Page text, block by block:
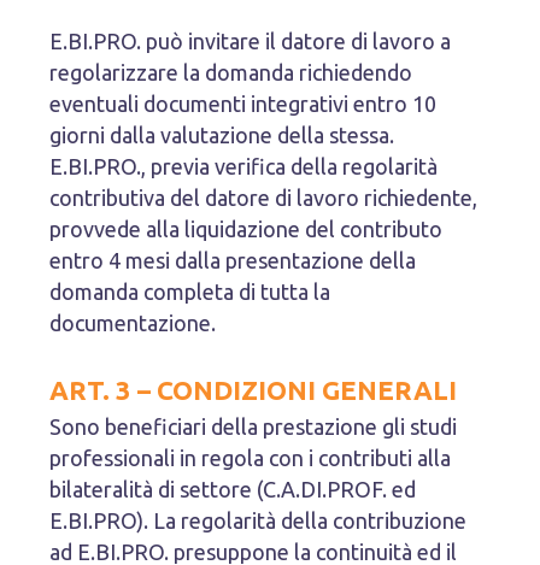
E.BI.PRO. può invitare il datore di lavoro a
regolarizzare la domanda richiedendo
eventuali documenti integrativi entro 10
giorni dalla valutazione della stessa.
E.BI.PRO., previa verifica della regolarità
contributiva del datore di lavoro richiedente,
provvede alla liquidazione del contributo
entro 4 mesi dalla presentazione della
domanda completa di tutta la
documentazione.
ART. 3 – CONDIZIONI GENERALI
Sono beneficiari della prestazione gli studi
professionali in regola con i contributi alla
bilateralità di settore (C.A.DI.PROF. ed
E.BI.PRO). La regolarità della contribuzione
ad E.BI.PRO. presuppone la continuità ed il